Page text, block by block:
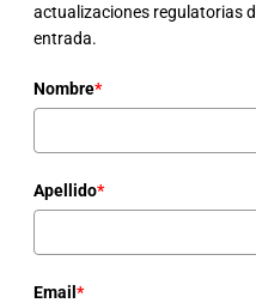
actualizaciones regulatorias
entrada.
Nombre*
Apellido*
Email *